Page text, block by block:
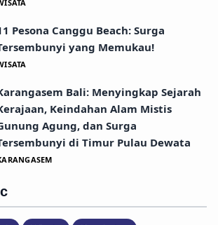
Pesona Canggu Beach: Surga
yang Memukau!
Bali: Menyingkap Sejarah
Keindahan Alam Mistis
Agung, dan Surga
di Timur Pulau Dewata